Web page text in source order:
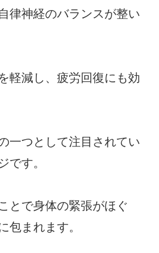
律神経のバランスが整い
軽減し、疲労回復にも効
一つとして注目されてい
です。
とで身体の緊張がほぐ
包まれます。